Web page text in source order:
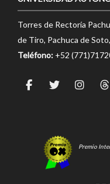
Torres de Rectoría
de Tiro, Pachuca de
Teléfono: +52
Premio